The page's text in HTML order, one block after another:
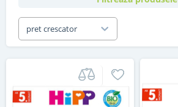
pret crescator